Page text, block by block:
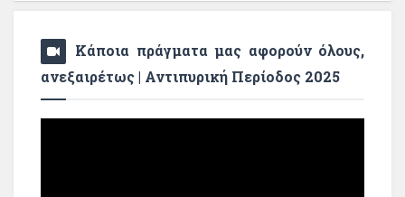
Κάποια πράγματα μας αφορούν όλους,
ανεξαιρέτως | Αντιπυρική Περίοδος 2025